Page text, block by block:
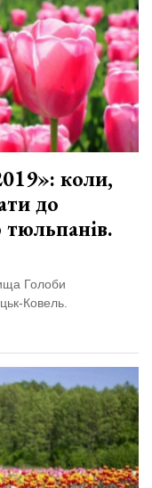
коли,
до
Голоби
Ковель.